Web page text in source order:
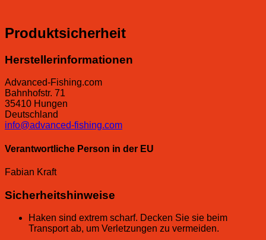
Produktsicherheit
Herstellerinformationen
Advanced-Fishing.com
Bahnhofstr. 71
35410 Hungen
Deutschland
info@advanced-fishing.com
Verantwortliche Person in der EU
Fabian Kraft
Sicherheitshinweise
Haken sind extrem scharf. Decken Sie sie beim
Transport ab, um Verletzungen zu vermeiden.